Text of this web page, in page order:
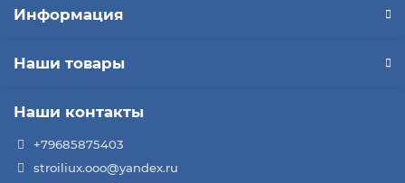
Информация
Наши товары
Наши контакты
+79685875403
stroiliux.ooo@yandex.ru